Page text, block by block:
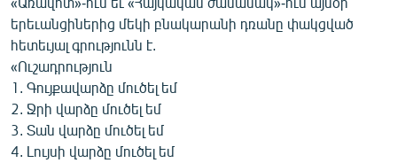
երեւանցիներից մեկի բնակարանի դռանը փակցված
հետեւյալ գրությունն է.
«Ուշադրություն
1. Գույքավարձը մուծել եմ
2. Ջրի վարձը մուծել եմ
3. Տան վարձը մուծել եմ
4. Լույսի վարձը մուծել եմ